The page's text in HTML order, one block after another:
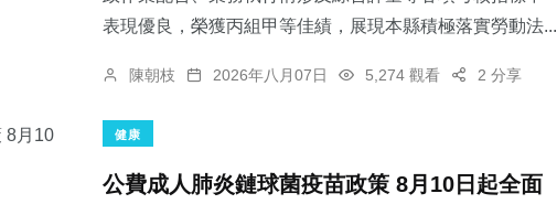
表現優良，榮獲丙組甲等佳績，展現本縣積極落實勞動法...
陳朝枝 2026年八月07日 5,274 觀看 2 分享
健康
公費成人肺炎鏈球菌疫苗政策 8月10日起全面